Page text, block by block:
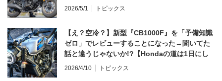
2026/5/1 トピックス
【え？空冷？】新型『CB1000F』を「予備知識
ゼロ」でレビューすることになった→聞いてた
話と違うじゃないか!?【Hondaの道は1日にし
てならず／CB1000F ①第一印象 編】
2026/4/10 トピックス